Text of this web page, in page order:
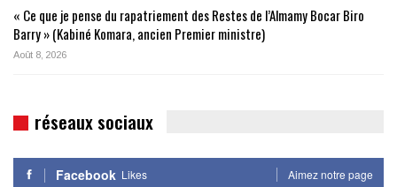
« Ce que je pense du rapatriement des Restes de l’Almamy Bocar Biro
Barry » (Kabiné Komara, ancien Premier ministre)
Août 8, 2026
réseaux sociaux
Facebook Likes Aimez notre page